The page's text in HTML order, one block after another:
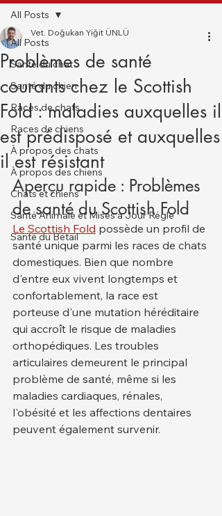
All Posts
Santé du chat
Santé du chien
Races de chats
Races de chiens
À propos des chats
À propos des chiens
Chats et chiens
Santé Animale et Mises à Jour Régle
Santé du Bétail
All Posts
Problèmes de santé
courants chez le Scottish
Fold : maladies auxquelles il
est prédisposé et auxquelles
il est résistant
Vet. Doğukan Yiğit ÜNLÜ
Aperçu rapide : Problèmes
de santé du Scottish Fold
Le Scottish Fold possède un profil de
santé unique parmi les races de chats
domestiques. Bien que nombre
d'entre eux vivent longtemps et
confortablement, la race est
porteuse d'une mutation héréditaire
qui accroît le risque de maladies
orthopédiques. Les troubles
articulaires demeurent le principal
problème de santé, même si les
maladies cardiaques, rénales,
l'obésité et les affections dentaires
peuvent également survenir.